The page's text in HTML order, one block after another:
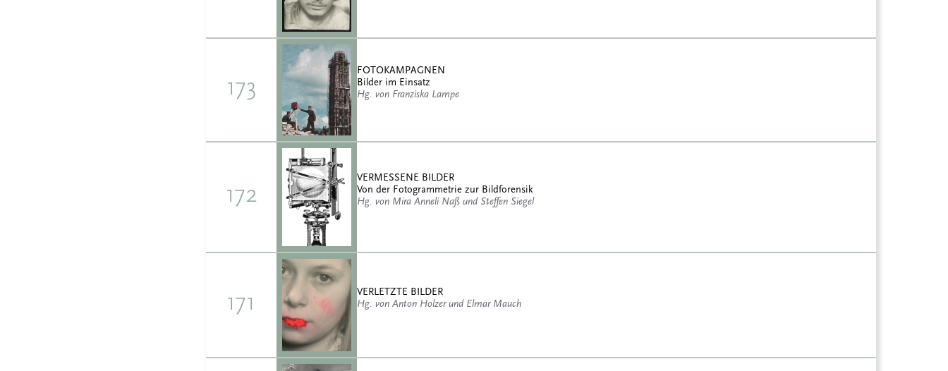
173
FOTOKAMPAGNEN
Bilder im Einsatz
Hg. von Franziska Lampe
172
VERMESSENE BILDER
Von der Fotogrammetrie zur Bildforensik
Hg. von Mira Anneli Naß und Steffen Siegel
171
VERLETZTE BILDER
Hg. von Anton Holzer und Elmar Mauch